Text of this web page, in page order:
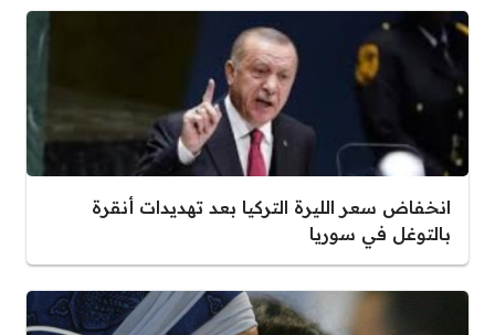
انخفاض سعر الليرة التركيا بعد تهديدات أنقرة
بالتوغل في سوريا